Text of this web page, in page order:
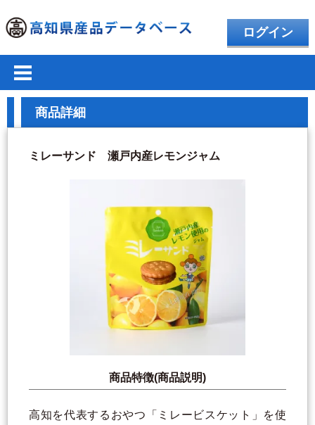
ログイン
商品詳細
ミレーサンド 瀬戸内産レモンジャム
商品特徴(商品説明)
高知を代表するおやつ「ミレービスケット」を使